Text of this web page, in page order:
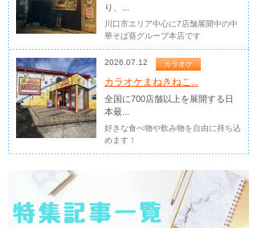
り、...
川口市エリア中心に7店舗展開中の中
華そば葵グループ本店です
2026.07.12 カラオケ
カラオケまねきねこ...
全国に700店舗以上を展開する日
本最...
好きな食べ物や飲み物を自由に持ち込
めます！